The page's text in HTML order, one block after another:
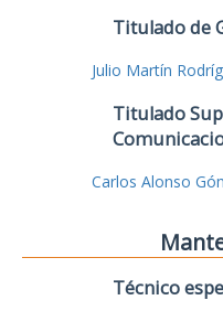
Titulado de
Julio Martín
Titulado
Carlos Alonso
Técnico